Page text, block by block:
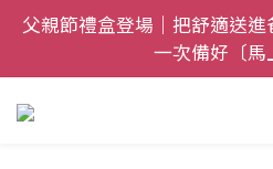
全館$800免運｜任搭８折起
襪〔立即
父親節禮盒登場｜把舒適送
一次備好〔馬
全館$800免運｜任搭８折起
襪〔立即